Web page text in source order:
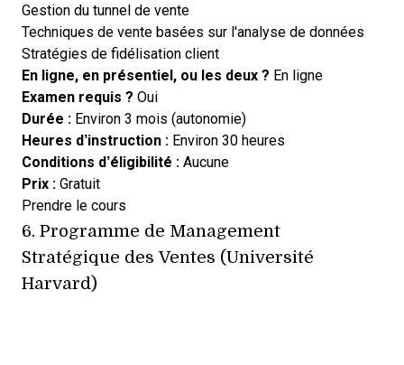
Gestion du tunnel de vente
Techniques de vente basées sur l'analyse de données
Stratégies de fidélisation client
En ligne, en présentiel, ou les deux ? En ligne
Examen requis ? Oui
Durée : Environ 3 mois (autonomie)
Heures d’instruction : Environ 30 heures
Conditions d’éligibilité : Aucune
Prix : Gratuit
Prendre le cours
6. Programme de Management
Stratégique des Ventes (Université
Harvard)